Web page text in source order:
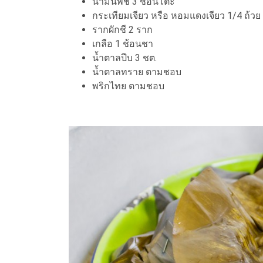
กระเทียมเจียว หรือ หอมแดงเจียว 1/4 ถ้วย
รากผักชี 2 ราก
เกลือ 1 ช้อนชา
น้ำตาลปีบ 3 ชต.
น้ำตาลทราย ตามชอบ
พริกไทย ตามชอบ